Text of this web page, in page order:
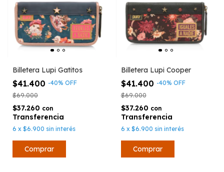
Billetera Lupi Gatitos
$41.400 -40% OFF
$69.000
$37.260 con
6 x $6.900 sin interés
Billetera Lupi Cooper
$41.400 -40% OFF
$69.000
$37.260 con
6 x $6.900 sin interés